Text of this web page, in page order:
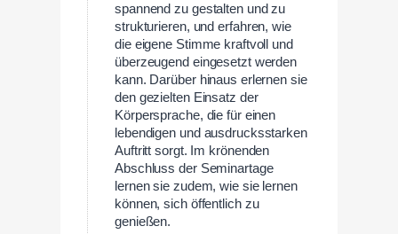
spannend zu gestalten und zu
strukturieren, und erfahren, wie
die eigene Stimme kraftvoll und
überzeugend eingesetzt werden
kann. Darüber hinaus erlernen sie
den gezielten Einsatz der
Körpersprache, die für einen
lebendigen und ausdrucksstarken
Auftritt sorgt. Im krönenden
Abschluss der Seminartage
lernen sie zudem, wie sie lernen
können, sich öffentlich zu
genießen.